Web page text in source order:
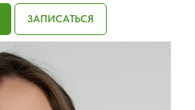
ЗАПИСАТЬСЯ